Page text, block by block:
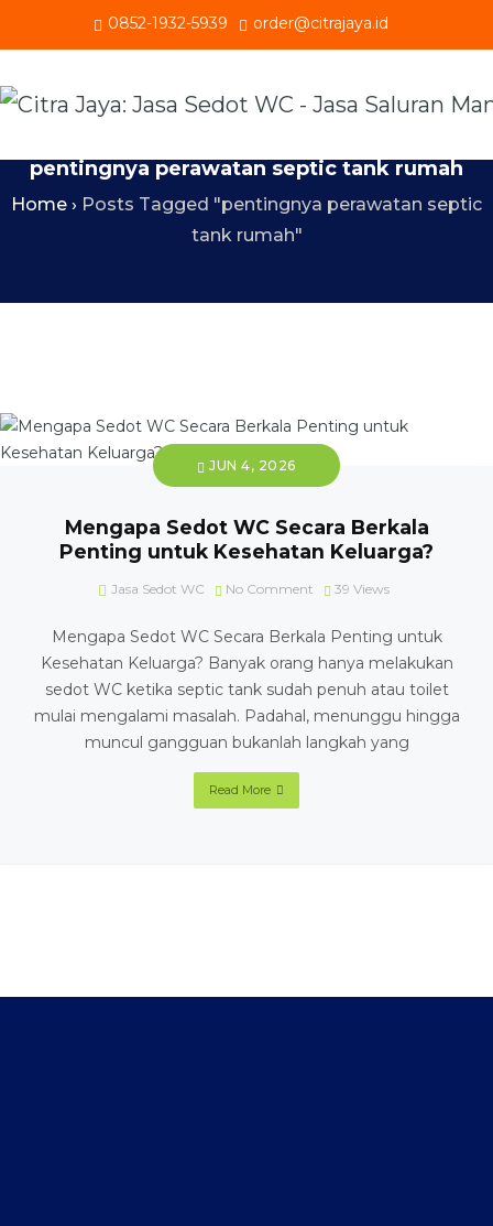
0852-1932-5939 order@citrajaya.id
pentingnya perawatan septic tank rumah
Home › Posts Tagged "pentingnya perawatan septic
tank rumah"
JUN 4, 2026
Mengapa Sedot WC Secara Berkala
Penting untuk Kesehatan Keluarga?
Jasa Sedot WC No Comment 39 Views
Mengapa Sedot WC Secara Berkala Penting untuk
Kesehatan Keluarga? Banyak orang hanya melakukan
sedot WC ketika septic tank sudah penuh atau toilet
mulai mengalami masalah. Padahal, menunggu hingga
muncul gangguan bukanlah langkah yang
Read More